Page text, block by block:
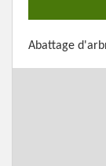
Abattage